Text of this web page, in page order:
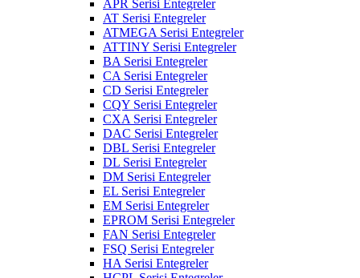
APR Serisi Entegreler
AT Serisi Entegreler
ATMEGA Serisi Entegreler
ATTINY Serisi Entegreler
BA Serisi Entegreler
CA Serisi Entegreler
CD Serisi Entegreler
CQY Serisi Entegreler
CXA Serisi Entegreler
DAC Serisi Entegreler
DBL Serisi Entegreler
DL Serisi Entegreler
DM Serisi Entegreler
EL Serisi Entegreler
EM Serisi Entegreler
EPROM Serisi Entegreler
FAN Serisi Entegreler
FSQ Serisi Entegreler
HA Serisi Entegreler